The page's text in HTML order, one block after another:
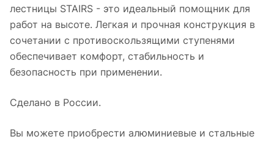
лестницы STAIRS - это идеальный помощник для
работ на высоте. Легкая и прочная конструкция в
сочетании с противоскользящими ступенями
обеспечивает комфорт, стабильность и
безопасность при применении.
Сделано в России.
Вы можете приобрести алюминиевые и стальные